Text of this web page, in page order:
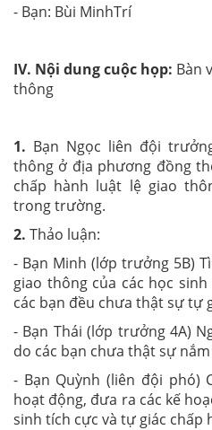
- Bạn: Bùi MinhTrí
IV. Nội dung cuộc họp: Bàn
thông
1. Bạn Ngọc liên đội
thông ở địa phương đồng
chấp hành luật lệ giao
trong trường.
2. Thảo luận:
- Bạn Minh (lớp trưởng 5B)
giao thông của các học
các bạn đều chưa thật sự tự
- Bạn Thái (lớp trưởng 4A)
do các bạn chưa thật sự
- Bạn Quỳnh (liên đội phó)
hoạt động, đưa ra các kế
sinh tích cực và tự giác chấp